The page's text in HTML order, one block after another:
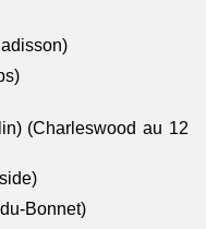
(Charleswood au 12
Bonnet)